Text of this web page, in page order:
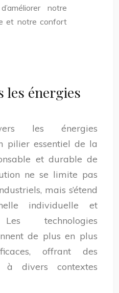
notre
et notre confort
les énergies
les énergies
pilier essentiel de la
et durable de
ne se limite pas
mais s’étend
individuelle et
technologies
de plus en plus
offrant des
à divers contextes